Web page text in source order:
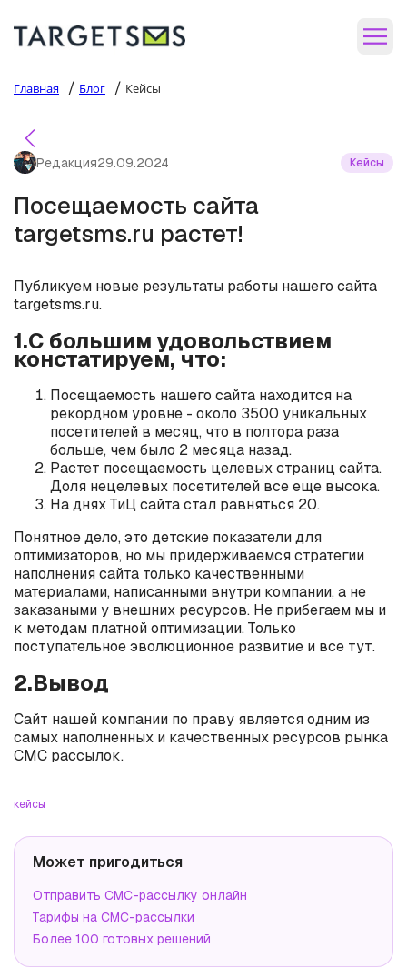
Главная / Блог / Кейсы
Редакция29.09.2024 Кейсы
Посещаемость сайта
targetsms.ru растет!
Публикуем новые результаты работы нашего сайта
targetsms.ru.
1.С большим удовольствием
констатируем, что:
Посещаемость нашего сайта находится на
рекордном уровне - около 3500 уникальных
посетителей в месяц, что в полтора раза
больше, чем было 2 месяца назад.
Растет посещаемость целевых страниц сайта.
Доля нецелевых посетителей все еще высока.
На днях ТиЦ сайта стал равняться 20.
Понятное дело, это детские показатели для
оптимизаторов, но мы придерживаемся стратегии
наполнения сайта только качественными
материалами, написанными внутри компании, а не
заказаными у внешних ресурсов. Не прибегаем мы и
к методам платной оптимизации. Только
поступательное эволюционное развитие и все тут.
2.Вывод
Сайт нашей компании по праву является одним из
самых наполненных и качественных ресурсов рынка
СМС рассылок.
кейсы
Может пригодиться
Отправить СМС-рассылку онлайн
Тарифы на СМС-рассылки
Более 100 готовых решений